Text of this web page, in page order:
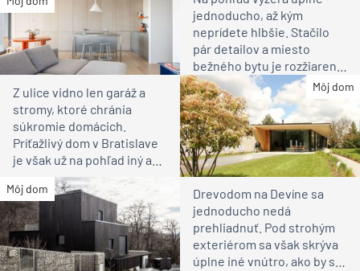
jednoducho, až kým
neprídete hlbšie. Stačilo
pár detailov a miesto
bežného bytu je rozžiarené
bývanie pre rodinu
Môj dom
Z ulice vidno len garáž a
stromy, ktoré chránia
súkromie domácich.
Príťažlivý dom v Bratislave
je však už na pohľad iný ako
susedia
Môj dom
Drevodom na Devíne sa
jednoducho nedá
prehliadnuť. Pod strohým
exteriérom sa však skrýva
úplne iné vnútro, ako by ste